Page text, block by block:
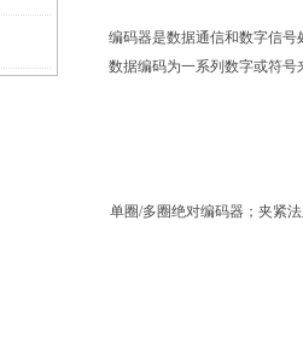
编码器是数据通信和数字信
数据编码为一系列数字或符
单圈/多圈绝对编码器；夹紧